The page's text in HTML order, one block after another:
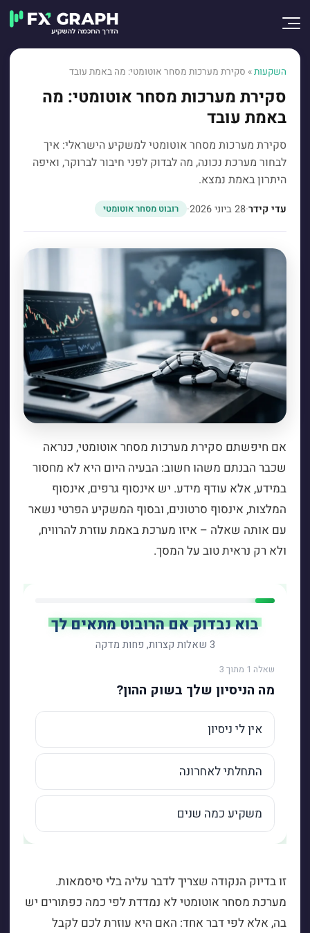
השקעות» סקירת מערכות מסחר אוטומטי: מה באמת עובד
סקירת מערכות מסחר אוטומטי: מה
באמת עובד
סקירת מערכות מסחר אוטומטי למשקיע הישראלי: איך
לבחור מערכת נכונה, מה לבדוק לפני חיבור לברוקר, ואיפה
היתרון באמת נמצא.
עדי קידר·28 ביוני 2026 · רובוט מסחר אוטומטי
אם חיפשתם סקירת מערכות מסחר אוטומטי, כנראה
שכבר הבנתם משהו חשוב: הבעיה היום היא לא מחסור
במידע, אלא עודף מידע. יש אינסוף גרפים, אינסוף
המלצות, אינסוף סרטונים, ובסוף המשקיע הפרטי נשאר
עם אותה שאלה – איזו מערכת באמת עוזרת להרוויח,
ולא רק נראית טוב על המסך.
זו בדיוק הנקודה שצריך לדבר עליה בלי סיסמאות.
מערכת מסחר אוטומטי לא נמדדת לפי כמה כפתורים יש
בה, אלא לפי דבר אחד: האם היא עוזרת לכם לקבל